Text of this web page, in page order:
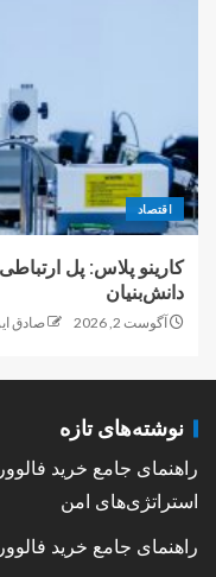
اقتصاد
کارینو پلاس: پل
دانش‌بنیان
آگوست 2, 2026 صادق
نوشته‌های تازه
راهنمای جامع خرید
استراتژی‌های امن
راهنمای جامع خرید